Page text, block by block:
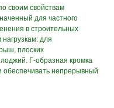
своим свойствам
для частного
в строительных
для
плоских
Г-образная кромка
обеспечивать непрерывный